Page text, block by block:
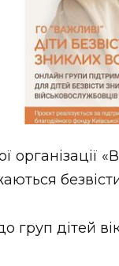
організації
груп дітей